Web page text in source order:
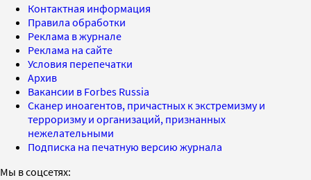
Контактная информация
Правила обработки
Реклама в журнале
Реклама на сайте
Условия перепечатки
Архив
Вакансии в Forbes Russia
Сканер иноагентов, причастных к экстремизму и
терроризму и организаций, признанных
нежелательными
Подписка на печатную версию журнала
Мы в соцсетях: